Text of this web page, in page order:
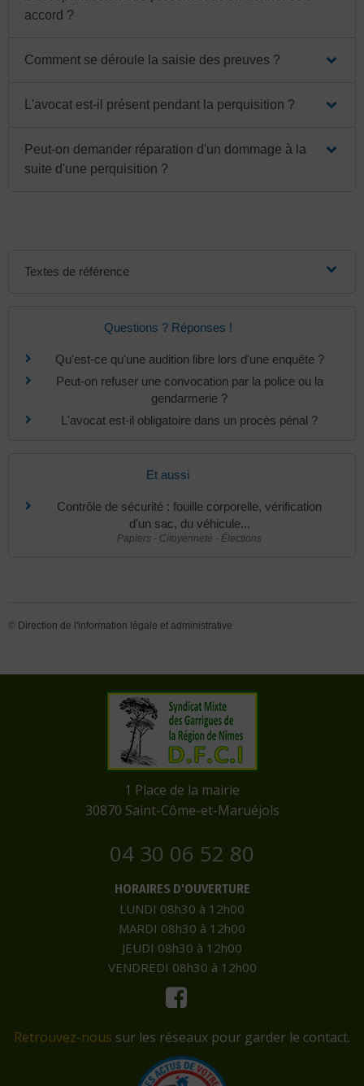
accord ?
Comment se déroule la saisie des preuves ?
L'avocat est-il présent pendant la perquisition ?
Peut-on demander réparation d'un dommage à la
suite d'une perquisition ?
Textes de référence
Questions ? Réponses !
Qu'est-ce qu'une audition libre lors d'une enquête ?
Peut-on refuser une convocation par la police ou la
gendarmerie ?
L'avocat est-il obligatoire dans un procès pénal ?
Et aussi
Contrôle de sécurité : fouille corporelle, vérification
d'un sac, du véhicule...
Papiers - Citoyenneté - Élections
© Direction de l'information légale et administrative
​1 Place de la mairie
​30870 Saint-Côme-et-Maruéjols
04 30 06 52 80
HORAIRES D'OUVERTURE
LUNDI 08h30 à 12h00
MARDI 08h30 à 12h00
JEUDI 08h30 à 12h00
VENDREDI 08h30 à 12h00
Retrouvez-nous sur les réseaux pour garder le contact.